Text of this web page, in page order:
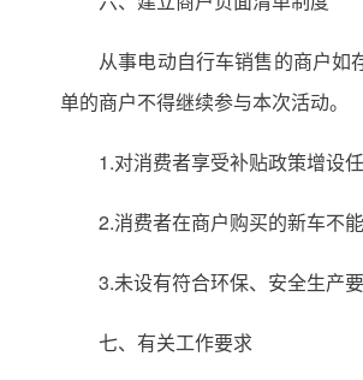
从事电动自行车销售的商户
单的商户不得继续参与本次活动。
1.对消费者享受补贴政策增设
2.消费者在商户购买的新车不
3.未设有符合环保、安全生产
七、有关工作要求